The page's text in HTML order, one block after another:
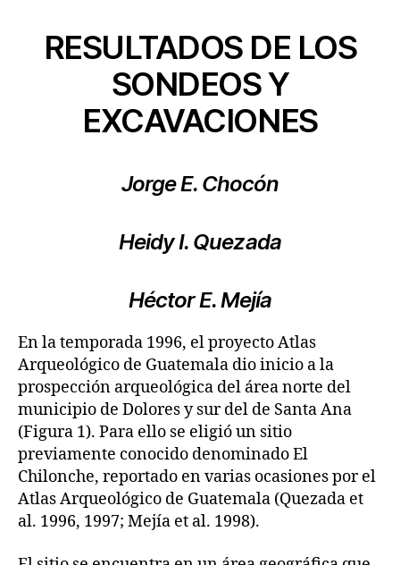
RESULTADOS DE LOS
SONDEOS Y
EXCAVACIONES
Jorge E. Chocón
Heidy I. Quezada
Héctor E. Mejía
En la temporada 1996, el proyecto Atlas
Arqueológico de Guatemala dio inicio a la
prospección arqueológica del área norte del
municipio de Dolores y sur del de Santa Ana
(Figura 1). Para ello se eligió un sitio
previamente conocido denominado El
Chilonche, reportado en varias ocasiones por el
Atlas Arqueológico de Guatemala (Quezada et
al. 1996, 1997; Mejía et al. 1998).